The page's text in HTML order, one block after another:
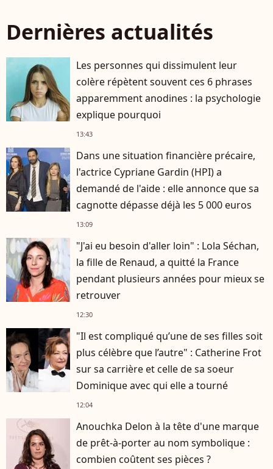
Dernières actualités
Les personnes qui dissimulent leur
colère répètent souvent ces 6 phrases
apparemment anodines : la psychologie
explique pourquoi
13:43
Dans une situation financière précaire,
l'actrice Cypriane Gardin (HPI) a
demandé de l'aide : elle annonce que sa
cagnotte dépasse déjà les 5 000 euros
13:09
"J'ai eu besoin d'aller loin" : Lola Séchan,
la fille de Renaud, a quitté la France
pendant plusieurs années pour mieux se
retrouver
12:30
"Il est compliqué qu’une de ses filles soit
plus célèbre que l’autre" : Catherine Frot
sur sa carrière et celle de sa soeur
Dominique avec qui elle a tourné
12:04
Anouchka Delon à la tête d'une marque
de prêt-à-porter au nom symbolique :
combien coûtent ses pièces ?